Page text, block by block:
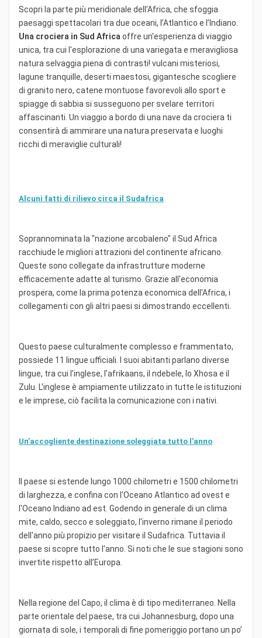
Scopri la parte più meridionale dell'Africa, che sfoggia
paesaggi spettacolari tra due oceani, l’Atlantico e l’Indiano.
Una crociera in Sud Africa offre un'esperienza di viaggio
unica, tra cui l'esplorazione di una variegata e meravigliosa
natura selvaggia piena di contrasti! vulcani misteriosi,
lagune tranquille, deserti maestosi, gigantesche scogliere
di granito nero, catene montuose favorevoli allo sport e
spiagge di sabbia si susseguono per svelare territori
affascinanti. Un viaggio a bordo di una nave da crociera ti
consentirà di ammirare una natura preservata e luoghi
ricchi di meraviglie culturali!
Alcuni fatti di rilievo circa il Sudafrica
Soprannominata la "nazione arcobaleno" il Sud Africa
racchiude le migliori attrazioni del continente africano.
Queste sono collegate da infrastrutture moderne
efficacemente adatte al turismo. Grazie all'economia
prospera, come la prima potenza economica dell'Africa, i
collegamenti con gli altri paesi si dimostrando eccellenti.
Questo paese culturalmente complesso e frammentato,
possiede 11 lingue ufficiali. I suoi abitanti parlano diverse
lingue, tra cui l’inglese, l’afrikaans, il ndebele, lo Xhosa e il
Zulu. L'inglese è ampiamente utilizzato in tutte le istituzioni
e le imprese, ciò facilita la comunicazione con i nativi.
Un’accogliente destinazione soleggiata tutto l'anno
Il paese si estende lungo 1000 chilometri e 1500 chilometri
di larghezza, e confina con l'Oceano Atlantico ad ovest e
l'Oceano Indiano ad est. Godendo in generale di un clima
mite, caldo, secco e soleggiato, l'inverno rimane il periodo
dell'anno più propizio per visitare il Sudafrica. Tuttavia il
paese si scopre tutto l'anno. Si noti che le sue stagioni sono
invertite rispetto all’Europa.
Nella regione del Capo, il clima è di tipo mediterraneo. Nella
parte orientale del paese, tra cui Johannesburg, dopo una
giornata di sole, i temporali di fine pomeriggio portano un po’